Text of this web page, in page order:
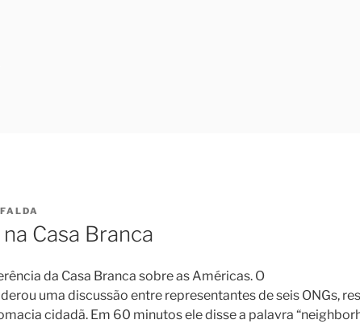
Casa Branca
da Casa Branca sobre as Américas. O
uma discussão entre representantes de seis ONGs,
cidadã. Em 60 minutos ele disse a palavra